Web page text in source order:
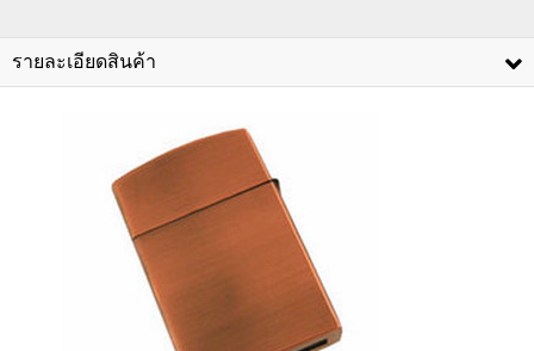
รายละเอียดสินค้า